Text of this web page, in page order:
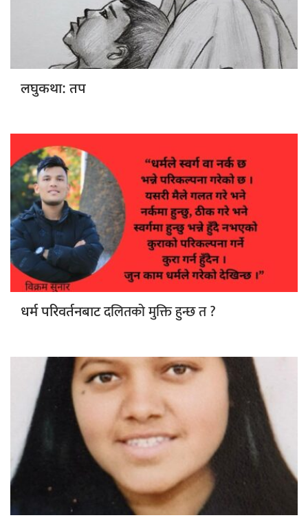
लघुकथा: तप
धर्म परिवर्तनबाटदलितको मुक्ति हुन्छ त ?